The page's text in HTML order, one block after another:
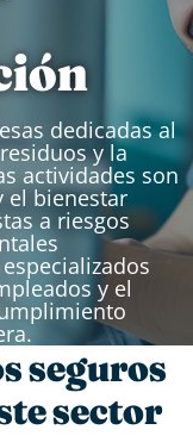
dedicadas al
y la
actividades son
el bienestar
a riesgos
y el
seguros
sector